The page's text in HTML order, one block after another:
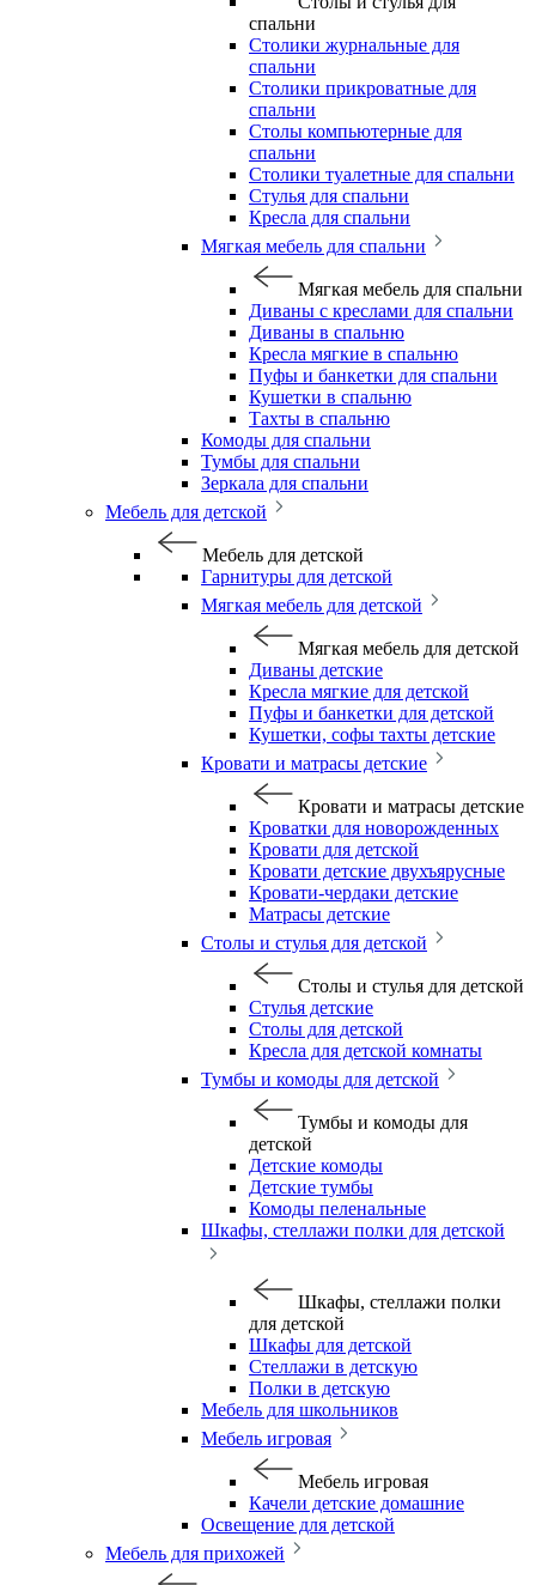
спальни
Столики журнальные для
спальни
Столики прикроватные для
спальни
Столы компьютерные для
спальни
Столики туалетные для спальни
Стулья для спальни
Кресла для спальни
Мягкая мебель для спальни
Мягкая мебель для спальни
Диваны с креслами для спальни
Диваны в спальню
Кресла мягкие в спальню
Пуфы и банкетки для спальни
Кушетки в спальню
Тахты в спальню
Комоды для спальни
Тумбы для спальни
Зеркала для спальни
Мебель для детской
Мебель для детской
Гарнитуры для детской
Мягкая мебель для детской
Мягкая мебель для детской
Диваны детские
Кресла мягкие для детской
Пуфы и банкетки для детской
Кушетки, софы тахты детские
Кровати и матрасы детские
Кровати и матрасы детские
Кроватки для новорожденных
Кровати для детской
Кровати детские двухъярусные
Кровати-чердаки детские
Матрасы детские
Столы и стулья для детской
Столы и стулья для детской
Стулья детские
Столы для детской
Кресла для детской комнаты
Тумбы и комоды для детской
Тумбы и комоды для
детской
Детские комоды
Детские тумбы
Комоды пеленальные
Шкафы, стеллажи полки для детской
Шкафы, стеллажи полки
для детской
Шкафы для детской
Стеллажи в детскую
Полки в детскую
Мебель для школьников
Мебель игровая
Мебель игровая
Качели детские домашние
Освещение для детской
Мебель для прихожей